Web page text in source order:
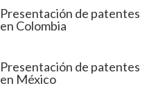
Presentación de patentes
en Colombia
Presentación de patentes
en México